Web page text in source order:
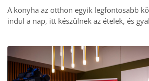
A konyha az otthon egyik legfontosabb
indul a nap, itt készülnek az ételek, és